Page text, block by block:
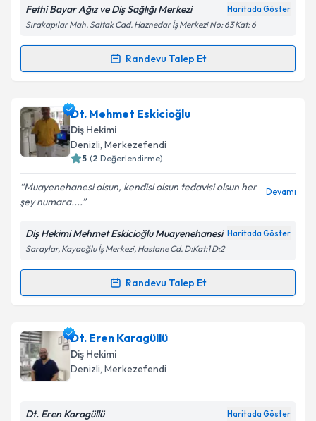
kapsamda işlenmesini kabul ediyorum.
Takvim Talebini Gönder
Fethi Bayar Ağız ve Diş Sağlığı Merkezi Haritada Göster
Sırakapılar Mah. Saltak Cad. Haznedar İş Merkezi No: 63 Kat: 6
Randevu Talep Et
Randevu Takvimi Talebi
Dt. Fethi Bayariçin randevu takvimi talebi oluşturun.
Size bu uzmandan randevu almanız için bir takvim
hazırlandığında e-posta ile bilgilendireceğiz.
Kişisel verilerimin işlenmesine ilişkin Aydınlatma
Metni'ni okudum ve kişisel verilerimin belirtilen
kapsamda işlenmesini kabul ediyorum.
Dt. Mehmet Eskicioğlu
Diş Hekimi
Denizli, Merkezefendi
5 (2 Değerlendirme)
Muayenehanesi olsun, kendisi olsun tedavisi olsun her
şey numara....
Devamı
Diş Hekimi Mehmet Eskicioğlu Muayenehanesi Haritada Göster
Saraylar, Kayaoğlu İş Merkezi, Hastane Cd. D:Kat:1 D:2
Randevu Talep Et
Randevu Takvimi Talebi
Dt. Mehmet Eskicioğluiçin randevu takvimi talebi
oluşturun. Size bu uzmandan randevu almanız için bir
takvim hazırlandığında e-posta ile bilgilendireceğiz.
Dt. Eren Karagüllü
Diş Hekimi
Denizli, Merkezefendi
Dt. Eren Karagüllü Haritada Göster